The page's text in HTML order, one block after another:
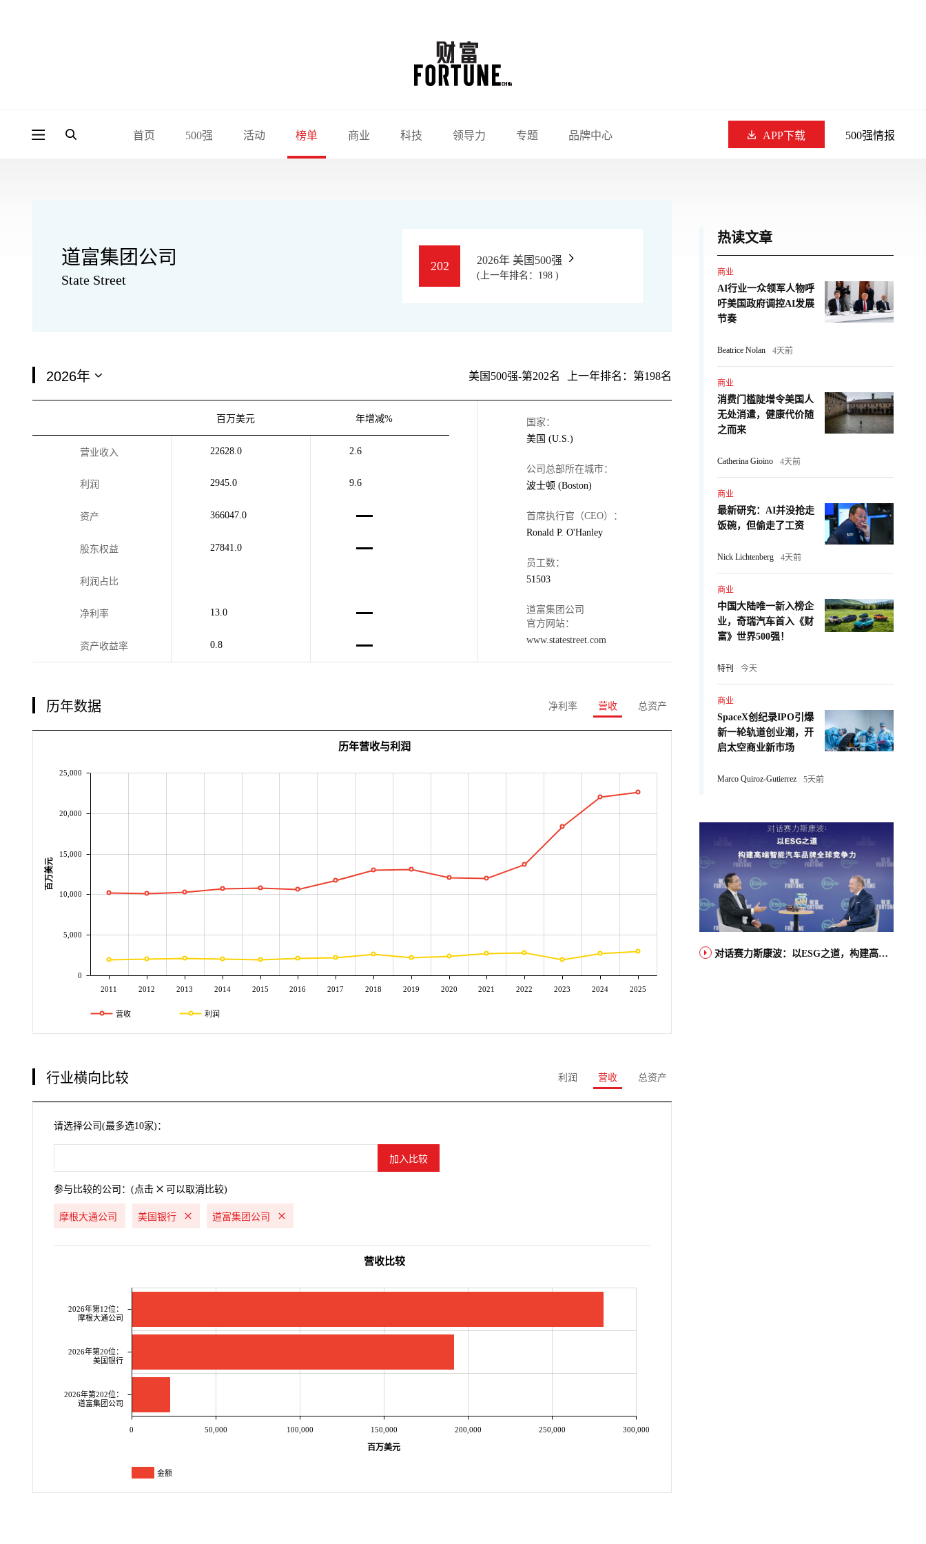
首页 500强 活动 榜单 商业 科技 领导力 专题 品牌中心 APP下载 500强情报
道富集团公司
State Street
202 2026年 美国500强
(上一年排名：198 )
美国500强-第202名 上一年排名：第198名
百万美元 年增减%
营业收入 22628.0 2.6
利润 2945.0 9.6
资产 366047.0
股东权益 27841.0
利润占比
净利率 13.0
资产收益率 0.8
国家：
美国 (U.S.)
公司总部所在城市：
波士顿 (Boston)
首席执行官（CEO）：
Ronald P. O'Hanley
员工数：
51503
道富集团公司
官方网站：
www.statestreet.com
历年数据 净利率 营收 总资产
2011 2012 2013 2014 2015 2016 2017 2018 2019 2020 2021 2022 2023 2024 2025
0
5,000
10,000
15,000
20,000
25,000
百万美元
历年营收与利润
营收 利润
行业横向比较 利润 营收 总资产
请选择公司(最多选10家)：
参与比较的公司：(点击 可以取消比较)
摩根大通公司 美国银行 道富集团公司
2026年第12位：
摩根大通公司
2026年第20位：
美国银行
2026年第202位：
道富集团公司
0 50,000 100,000 150,000 200,000 250,000 300,000
百万美元
营收比较
金额
热读文章
商业
AI行业一众领军人物呼
吁美国政府调控AI发展
节奏
Beatrice Nolan 4天前
商业
消费门槛陡增令美国人
无处消遣，健康代价随
之而来
Catherina Gioino 4天前
商业
最新研究：AI并没抢走
饭碗，但偷走了工资
Nick Lichtenberg 4天前
商业
中国大陆唯一新入榜企
业，奇瑞汽车首入《财
富》世界500强！
特刊 今天
商业
SpaceX创纪录IPO引爆
新一轮轨道创业潮，开
启太空商业新市场
Marco Quiroz-Gutierrez 5天前
对话赛力斯康波：以ESG之道，构建高端智能汽车品牌全球竞争力